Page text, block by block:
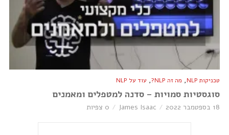
טכניקות NLP , מה זה NLP? , עוד על NLP
סוגסטיות סמויות – סדנה למטפלים ומאמנים
18 בספטמבר 2022 James Isaac 0 צפיות